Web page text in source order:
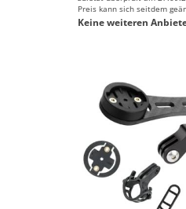
Preis kann sich seitdem
Keine weiteren